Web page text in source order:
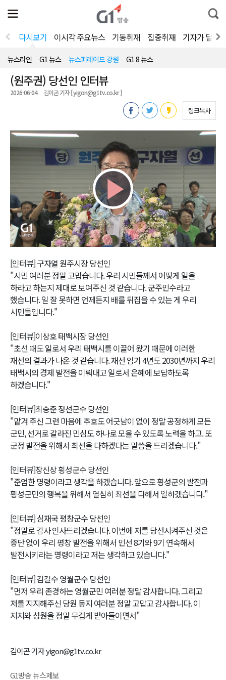
전
체
뉴
열
통
합
색
다시보기 이시각 주요뉴스 기동취재 집중취재 기자가 달려
뉴스라인 G1 뉴스 뉴스퍼레이드 강원 G1 8 뉴스
(원주권) 당선인 인터뷰
2026-06-04 김이곤 기자 [ yigon@g1tv.co.kr ]
링크복사
Play
Video
[인터뷰] 구자열 원주시장 당선인
"시민 여러분 정말 고맙습니다. 우리 시민들께서 어떻게 일을
하라고 하는지 제대로 보여주신 것 같습니다. 군주민수라고
했습니다. 일 잘 못하면 언제든지 배를 뒤집을 수 있는 게 우리
시민들입니다."
[인터뷰]이상호 태백시장 당선인
"초선 때도 일로서 우리 태백시를 이끌어 왔기 때문에 이러한
재선의 결과가 나온 것 같습니다. 재선 임기 4년도 2030년까지 우리
태백시의 경제 발전을 이뤄내고 일로서 은혜에 보답하도록
하겠습니다."
[인터뷰]최승준 정선군수 당선인
"맡겨 주신 그런 마음에 추호도 어긋남이 없이 정말 공정하게 모든
군민, 선거로 갈라진 민심도 하나로 모을 수 있도록 노력을 하고. 또
군정 발전을 위해서 최선을 다하겠다는 말씀을 드리겠습니다."
[인터뷰]장신상 횡성군수 당선인
"준엄한 명령이라고 생각을 하겠습니다. 앞으로 횡성군의 발전과
횡성군민의 행복을 위해서 열심히 최선을 다해서 일하겠습니다."
[인터뷰] 심재국 평창군수 당선인
"정말로 감사 인사드리겠습니다. 이번에 저를 당선시켜주신 것은
중단 없이 우리 평창 발전을 위해서 민선 8기와 9기 연속해서
발전시키라는 명령이라고 저는 생각하고 있습니다."
[인터뷰] 김길수 영월군수 당선인
"먼저 우리 존경하는 영월군민 여러분 정말 감사합니다. 그리고
저를 지지해주신 당원 동지 여러분 정말 고맙고 감사합니다. 이
지지와 성원을 정말 무겁게 받아들이면서"
김이곤 기자 yigon@g1tv.co.kr
G1방송 뉴스제보